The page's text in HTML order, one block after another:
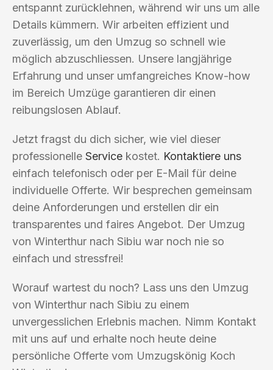
entspannt zurücklehnen, während wir uns um alle
Details kümmern. Wir arbeiten effizient und
zuverlässig, um den Umzug so schnell wie
möglich abzuschliessen. Unsere langjährige
Erfahrung und unser umfangreiches Know-how
im Bereich Umzüge garantieren dir einen
reibungslosen Ablauf.
Jetzt fragst du dich sicher, wie viel dieser
professionelle Service kostet. Kontaktiere uns
einfach telefonisch oder per E-Mail für deine
individuelle Offerte. Wir besprechen gemeinsam
deine Anforderungen und erstellen dir ein
transparentes und faires Angebot. Der Umzug
von Winterthur nach Sibiu war noch nie so
einfach und stressfrei!
Worauf wartest du noch? Lass uns den Umzug
von Winterthur nach Sibiu zu einem
unvergesslichen Erlebnis machen. Nimm Kontakt
mit uns auf und erhalte noch heute deine
persönliche Offerte vom Umzugskönig Koch